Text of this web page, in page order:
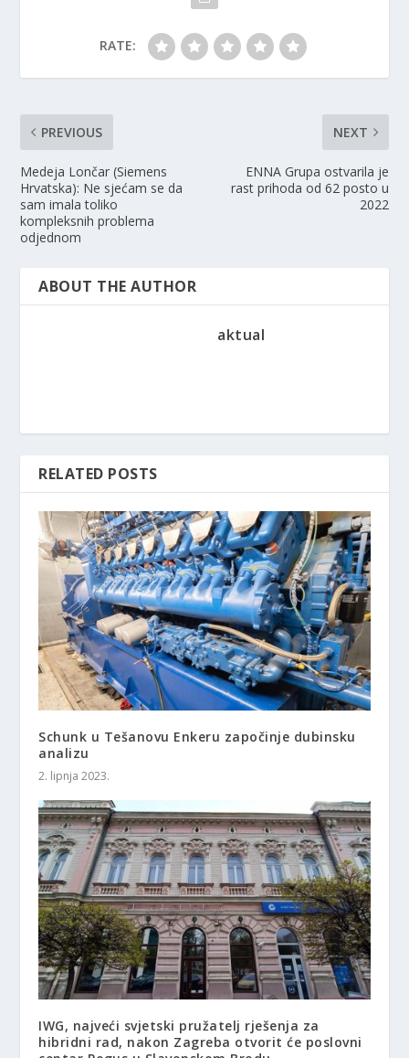
RATE:
PREVIOUS
Medeja Lončar (Siemens
Hrvatska): Ne sjećam se da
sam imala toliko
kompleksnih problema
odjednom
NEXT
ENNA Grupa ostvarila je
rast prihoda od 62 posto u
2022
ABOUT THE AUTHOR
aktual
RELATED POSTS
Schunk u Tešanovu Enkeru započinje dubinsku
analizu
2. lipnja 2023.
IWG, najveći svjetski pružatelj rješenja za
hibridni rad, nakon Zagreba otvorit će poslovni